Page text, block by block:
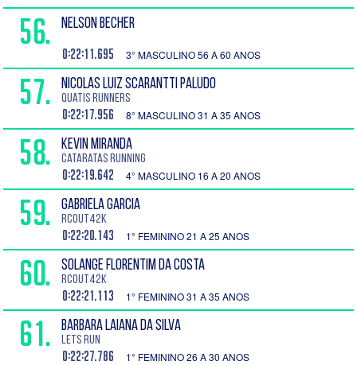
56. NELSON BECHER
0:22:11.695 3° MASCULINO 56 A 60 ANOS
57. NICOLAS LUIZ SCARANTTI PALUDO
Quatis Runners
0:22:17.956 8° MASCULINO 31 A 35 ANOS
58. KEVIN MIRANDA
Cataratas Running
0:22:19.642 4° MASCULINO 16 A 20 ANOS
59. GABRIELA GARCIA
RCout42k
0:22:20.143 1° FEMININO 21 A 25 ANOS
60. SOLANGE FLORENTIM DA COSTA
RCOUT42K
0:22:21.113 1° FEMININO 31 A 35 ANOS
61. BARBARA LAIANA DA SILVA
Lets Run
0:22:27.786 1° FEMININO 26 A 30 ANOS